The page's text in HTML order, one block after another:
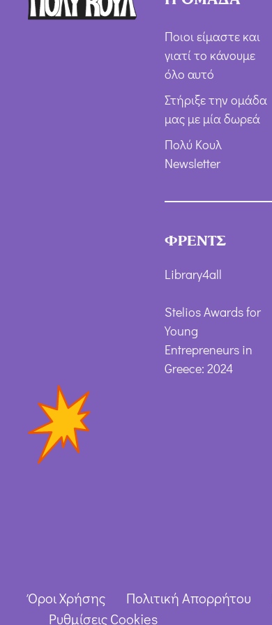
Ποιοι είμαστε και
γιατί το κάνουμε
όλο αυτό
Στήριξε την ομάδα
μας με μία δωρεά
Πολύ Κουλ
Newsletter
ΦΡΕΝΤΣ
Library4all
Stelios Awards for
Young
Entrepreneurs in
Greece: 2024
Όροι Χρήσης Πολιτική Απορρήτου
Ρυθμίσεις Cookies